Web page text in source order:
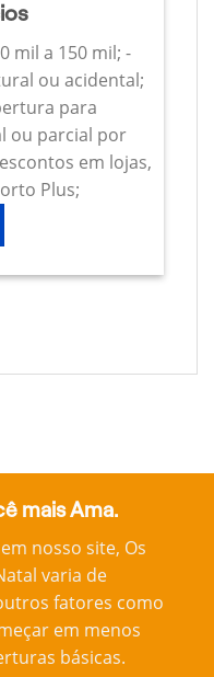
mil a 150 mil; -
ou acidental;
para
ou parcial por
em lojas,
Plus;
mais Ama.
nosso site, Os
varia de
fatores como
em menos
básicas.